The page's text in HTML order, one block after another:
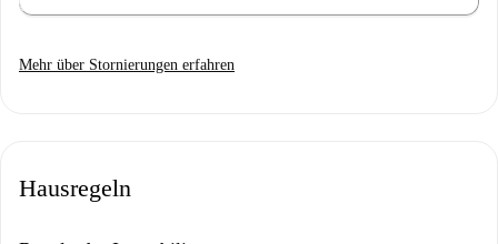
Mehr über Stornierungen erfahren
Hausregeln